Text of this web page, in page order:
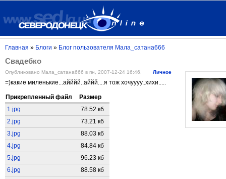
Главная » Блоги » Блог пользователя Мала_сатана666
Свадебко
Опубликовано Мала_сатана666 в пн, 2007-12-24 16:46. Личное
=)какие миленькие...айййй..аййй....я тож хочуууу..хихи.....
Прикрепленный файл
Размер
1.jpg
78.52 кб
2.jpg
73.21 кб
3.jpg
88.03 кб
4.jpg
84.84 кб
5.jpg
96.23 кб
6.jpg
88.58 кб